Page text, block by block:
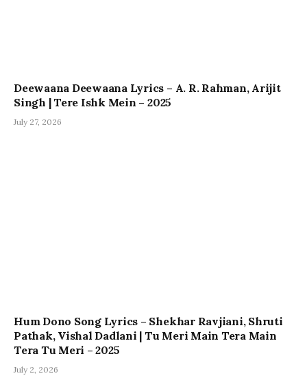
Deewaana Deewaana Lyrics – A. R. Rahman, Arijit
Singh | Tere Ishk Mein – 2025
July 27, 2026
Hum Dono Song Lyrics – Shekhar Ravjiani, Shruti
Pathak, Vishal Dadlani | Tu Meri Main Tera Main
Tera Tu Meri – 2025
July 2, 2026